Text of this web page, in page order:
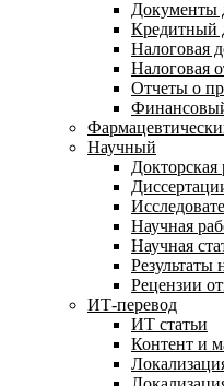
Документы
Кредитный
Налоговая
Налоговая
Отчеты о
Научный
Докторская
Научная
Научная
Результаты
Рецензии
ИТ-перевод
ИТ статьи
Контент и